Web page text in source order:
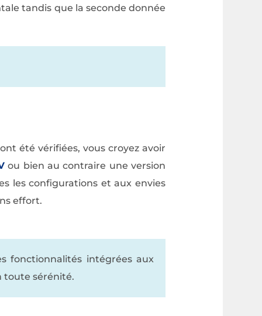
tandis que la seconde donnée
été vérifiées, vous croyez avoir
ou bien au contraire une version
les configurations et aux envies
effort.
fonctionnalités intégrées aux
toute sérénité.